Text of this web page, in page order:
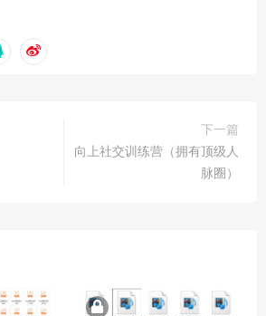
下一篇
向上社交训练营（拥有顶级人
脉圈）